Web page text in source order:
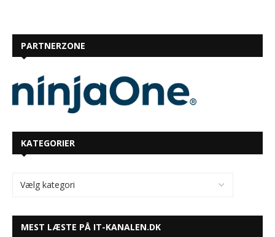
PARTNERZONE
KATEGORIER
MEST LÆSTE PÅ IT-KANALEN.DK